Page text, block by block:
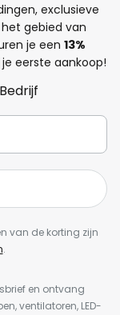
exclusieve
gebied van
je een 13%
eerste aankoop!
Bedrijf
van de korting zijn
.
en ontvang
ventilatoren, LED-